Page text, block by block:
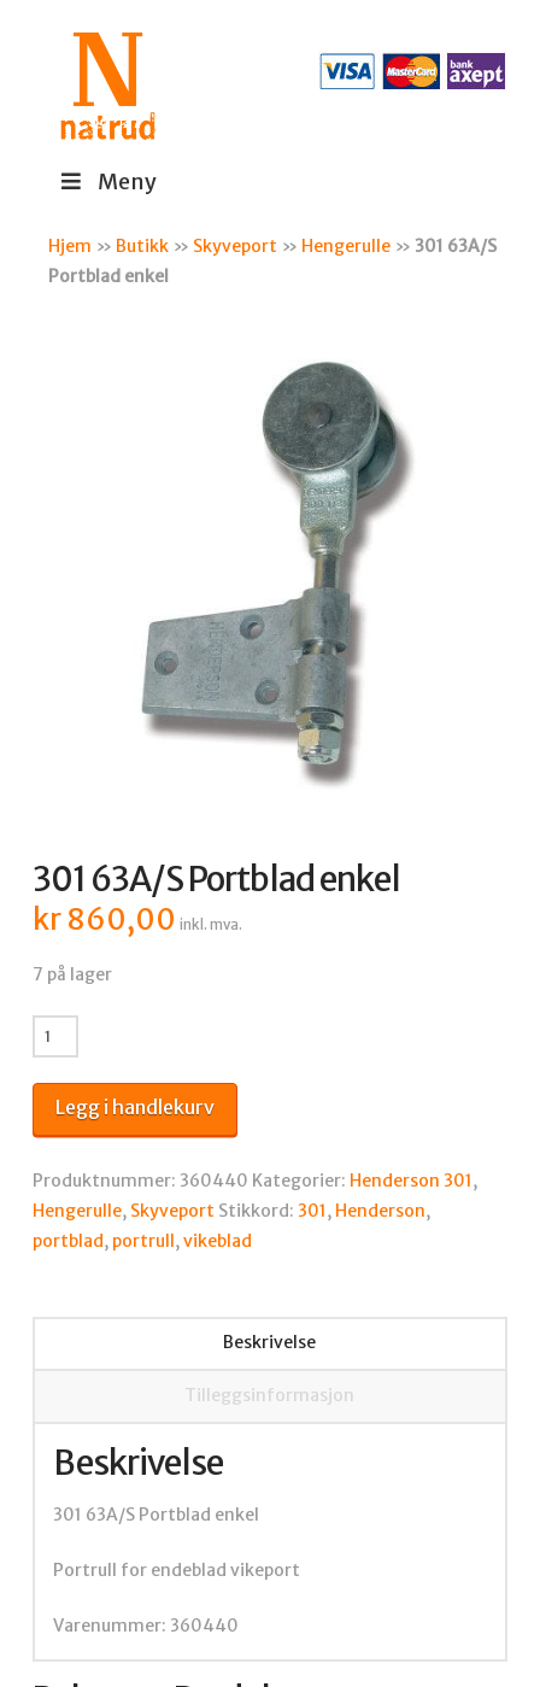
Meny
Hjem » Butikk » Skyveport » Hengerulle » 301 63A/S
Portblad enkel
301 63A/S Portblad enkel
kr860,00 inkl. mva.
7 på lager
301
63A/S
Portblad
enkel
Legg i handlekurv
Produktnummer: 360440 Kategorier: Henderson 301,
Hengerulle, Skyveport Stikkord: 301, Henderson,
portblad, portrull,vikeblad
Beskrivelse
Tilleggsinformasjon
Beskrivelse
301 63A/S Portblad enkel
Portrull for endeblad vikeport
Varenummer: 360440